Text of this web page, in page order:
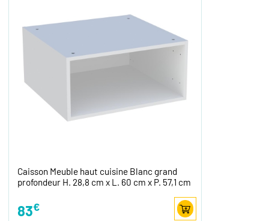
Caisson Meuble haut cuisine Blanc grand
profondeur H. 28,8 cm x L. 60 cm x P. 57,1 cm
83€